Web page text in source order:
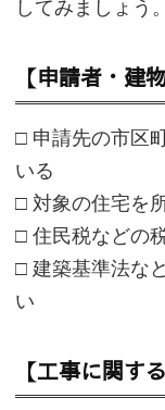
してみましょう。
【申請者・建
□ 申請先の市区
いる
□ 対象の住宅を
□ 住民税などの
□ 建築基準法な
い
【工事に関す